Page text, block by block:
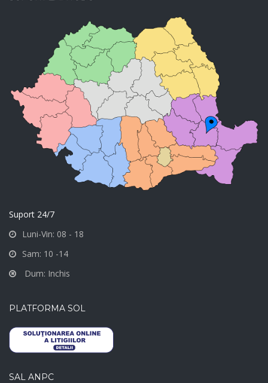
Suport 24/7
Luni-Vin: 08 - 18
Sam: 10 -14
Dum: Inchis
PLATFORMA SOL
SAL ANPC